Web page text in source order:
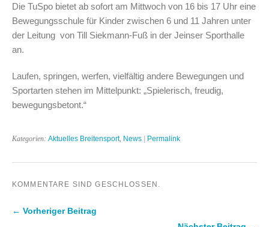
Die TuSpo bietet ab sofort am Mittwoch von 16 bis 17 Uhr eine
Bewegungsschule für Kinder zwischen 6 und 11 Jahren unter
der Leitung von Till Siekmann-Fuß in der Jeinser Sporthalle
an.
Laufen, springen, werfen, vielfältig andere Bewegungen und
Sportarten stehen im Mittelpunkt: „Spielerisch, freudig,
bewegungsbetont.“
Kategorien: Aktuelles Breitensport, News | Permalink
KOMMENTARE SIND GESCHLOSSEN.
← Vorheriger Beitrag